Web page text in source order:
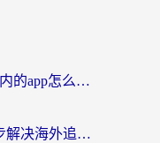
海外党必看：国外打不开国内的app怎么办？3步解决你的乡愁
优酷会员在海外能看吗？3步解决海外追剧难题，附实测好用加速器推荐